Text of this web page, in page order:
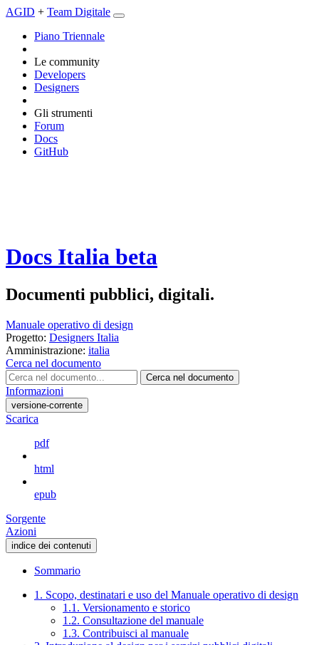
AGID + Team Digitale
Piano Triennale
Le community
Developers
Designers
Gli strumenti
Forum
Docs
GitHub
Docs Italia beta
Documenti pubblici, digitali.
Manuale operativo di design
Progetto: Designers Italia
Amministrazione: italia
Cerca nel documento
Cerca nel documento
Informazioni
versione-corrente
Scarica
pdf
html
epub
Sorgente
Azioni
indice dei contenuti
Sommario
1. Scopo, destinatari e uso del Manuale operativo di design
1.1. Versionamento e storico
1.2. Consultazione del manuale
1.3. Contribuisci al manuale